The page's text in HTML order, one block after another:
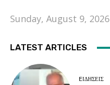
Sunday, August 9, 2026
LATEST ARTICLES
EΙΔΗΣΕΙΣ